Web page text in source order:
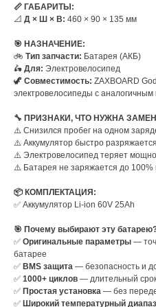
📏 ГАБАРИТЫ:
📐 Д × Ш × В: 460 × 90 × 135 мм
🎯 НАЗНАЧЕНИЕ:
🚲 Тип запчасти: Батарея (АКБ)
🛵 Для: Электровелосипед
🦖 Совместимость: ZAXBOARD
электровелосипеды с
🔧 ПРИЗНАКИ, ЧТО НУЖНА
⚠️ Снизился пробег на одном
⚠️ Аккумулятор быстро
⚠️ Электровелосипед теряет
⚠️ Батарея не заряжается до 100%
📦 КОМПЛЕКТАЦИЯ:
✅ Аккумулятор Li-ion 60V 25Ah
🎯 Почему выбирают эту
✅ Оригинальные параметры —
батарее
✅ BMS защита — безопасность и
✅ 1000+ циклов — длительный
✅ Простая установка — без
✅ Широкий температурный